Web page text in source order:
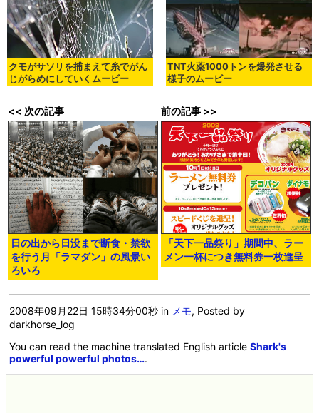
クモがサソリを捕まえて糸でがん
じがらめにしていくムービー
TNT火薬1000トンを爆発させる
様子のムービー
<< 次の記事
日の出から日没まで断食・禁欲
を行う月「ラマダン」の風景い
ろいろ
前の記事 >>
「天下一品祭り」期間中、ラー
メン一杯につき無料券一枚進呈
2008年09月22日 15時34分00秒 in メモ, Posted by
darkhorse_log
You can read the machine translated English articleShark's
powerful powerful photos….